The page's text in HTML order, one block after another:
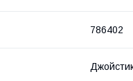
786402